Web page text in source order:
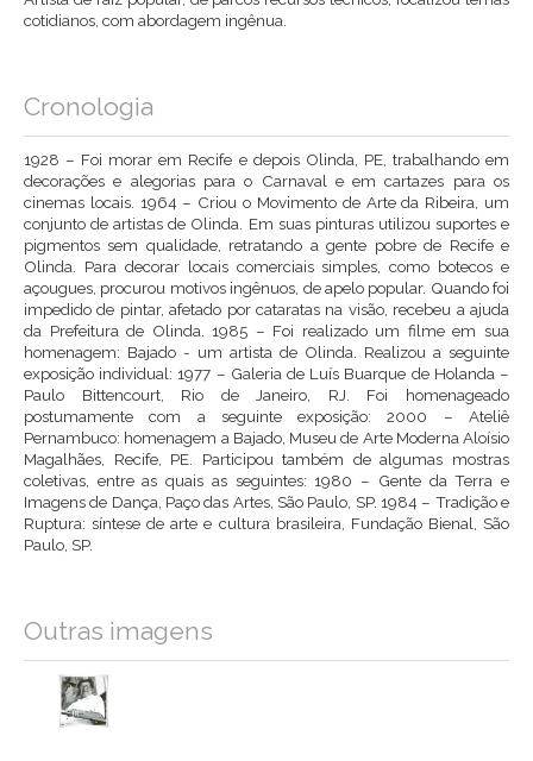
cotidianos, com abordagem ingênua.
Cronologia
1928 – Foi morar em Recife e depois Olinda, PE, trabalhando em
decorações e alegorias para o Carnaval e em cartazes para os
cinemas locais. 1964 – Criou o Movimento de Arte da Ribeira, um
conjunto de artistas de Olinda. Em suas pinturas utilizou suportes e
pigmentos sem qualidade, retratando a gente pobre de Recife e
Olinda. Para decorar locais comerciais simples, como botecos e
açougues, procurou motivos ingênuos, de apelo popular. Quando foi
impedido de pintar, afetado por cataratas na visão, recebeu a ajuda
da Prefeitura de Olinda. 1985 – Foi realizado um filme em sua
homenagem: Bajado - um artista de Olinda. Realizou a seguinte
exposição individual: 1977 – Galeria de Luís Buarque de Holanda –
Paulo Bittencourt, Rio de Janeiro, RJ. Foi homenageado
postumamente com a seguinte exposição: 2000 – Ateliê
Pernambuco: homenagem a Bajado, Museu de Arte Moderna Aloísio
Magalhães, Recife, PE. Participou também de algumas mostras
coletivas, entre as quais as seguintes: 1980 – Gente da Terra e
Imagens de Dança, Paço das Artes, São Paulo, SP. 1984 – Tradição e
Ruptura: síntese de arte e cultura brasileira, Fundação Bienal, São
Paulo, SP.
Outras imagens